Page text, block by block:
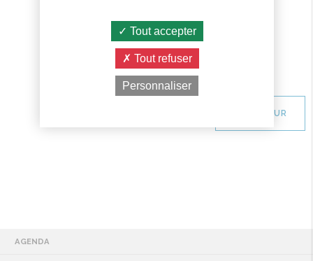
RETOUR
AGENDA
Tout accepter
Tout refuser
Personnaliser